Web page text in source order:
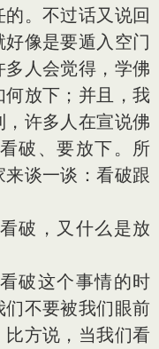
。不过话又说回
像是要遁入空门
人会觉得，学佛
放下；并且，我
许多人在宣说佛
破、要放下。所
谈一谈：看破跟
，又什么是放
破这个事情的时
不要被我们眼前
方说，当我们看